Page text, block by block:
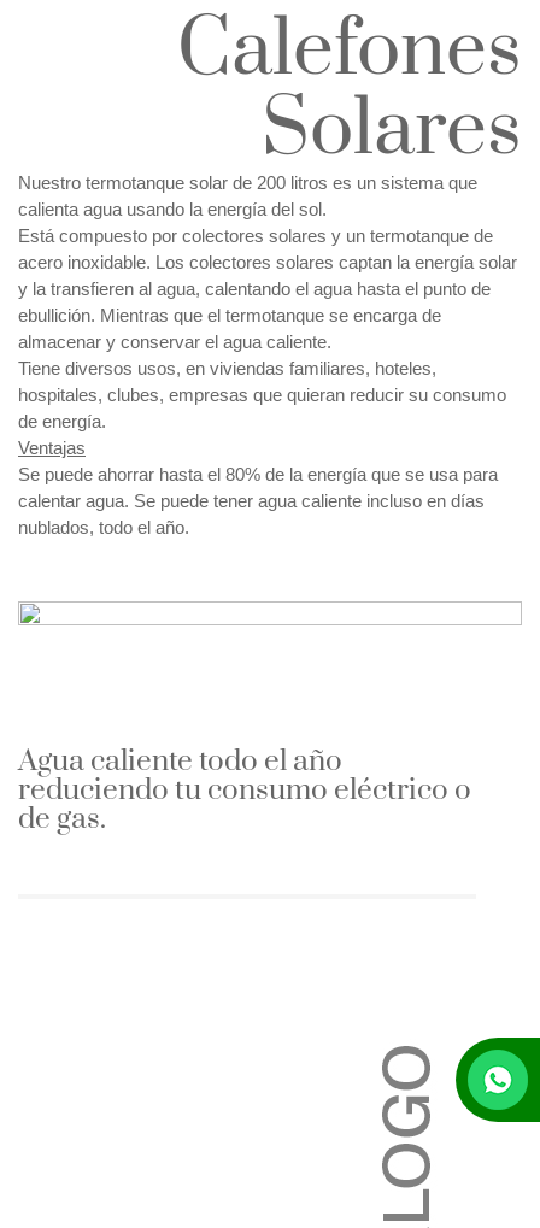
Calefones
Solares
Nuestro termotanque solar de 200 litros es un sistema que
calienta agua usando la energía del sol.
Está compuesto por colectores solares y un termotanque de
acero inoxidable. Los colectores solares captan la energía solar
y la transfieren al agua, calentando el agua hasta el punto de
ebullición. Mientras que el termotanque se encarga de
almacenar y conservar el agua caliente.
Tiene diversos usos, en viviendas familiares, hoteles,
hospitales, clubes, empresas que quieran reducir su consumo
de energía.
Ventajas
Se puede ahorrar hasta el 80% de la energía que se usa para
calentar agua. Se puede tener agua caliente incluso en días
nublados, todo el año.
Agua caliente todo el año
reduciendo tu consumo eléctrico o
de gas.